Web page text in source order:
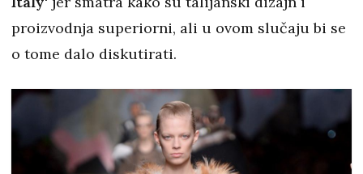
proizvodnja superiorni, ali u ovom slučaju bi se
o tome dalo diskutirati.